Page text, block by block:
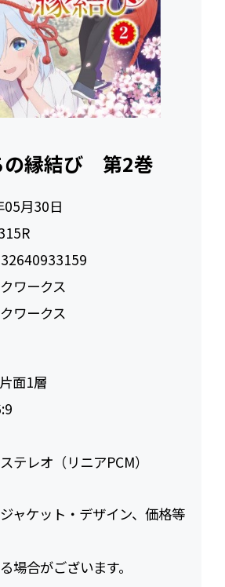
の縁結び 第2巻
05月30日
ワークス
ワークス
片面1層
テレオ（リニアPCM）
ャケット・デザイン、価格等
場合がございます。